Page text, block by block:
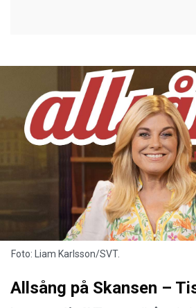
Foto: Liam Karlsson/SVT.
Allsång på Skansen –